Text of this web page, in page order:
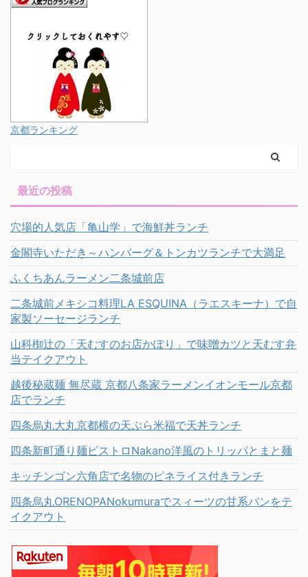
京都ランキング
最近の投稿
穴場的人気店「亀山学」で海鮮丼ランチ
金閣寺いただき～ハンバーグ＆トンカツランチで大満足
ふくちあんラーメン二条城前店
二条城前メキシコ料理LA ESQUINA（ラエスキーナ）で自
家製ソーセージランチ
山科椥辻の「天むすのお店かぽり」で味噌カツと天むす弁
当テイクアウト
越後秘蔵麺 無尽蔵 京都八条家ラーメンイオンモール京都
店でランチ
四条烏丸大丸京都横の天ぷら米福で天丼ランチ
四条新町通り麺ビストロNakano洋風のトリッパとまと麺
キッチンゴン六角店で名物のピネライス付きランチ
四条烏丸ORENOPANokumuraでスィーツの甘系パンをテ
イクアウト